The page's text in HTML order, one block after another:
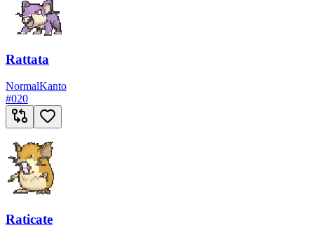
Rattata
NormalKanto
#020
Raticate